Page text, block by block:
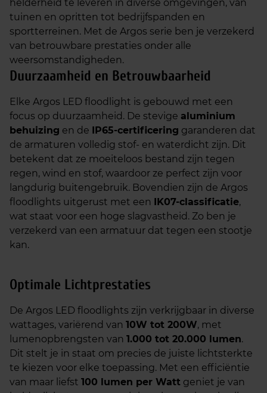
helderheid te leveren in diverse omgevingen, van
tuinen en opritten tot bedrijfspanden en
sportterreinen. Met de Argos serie ben je verzekerd
van betrouwbare prestaties onder alle
weersomstandigheden.
Duurzaamheid en Betrouwbaarheid
Elke Argos LED floodlight is gebouwd met een
focus op duurzaamheid. De stevige aluminium
behuizing en de IP65-certificering garanderen dat
de armaturen volledig stof- en waterdicht zijn. Dit
betekent dat ze moeiteloos bestand zijn tegen
regen, wind en stof, waardoor ze perfect zijn voor
langdurig buitengebruik. Bovendien zijn de Argos
floodlights uitgerust met een IK07-classificatie,
wat staat voor een hoge slagvastheid. Zo ben je
verzekerd van een armatuur dat tegen een stootje
kan.
Optimale Lichtprestaties
De Argos LED floodlights zijn verkrijgbaar in diverse
wattages, variërend van 10W tot 200W, met
lumenopbrengsten van 1.000 tot 20.000 lumen.
Dit stelt je in staat om precies de juiste lichtsterkte
te kiezen voor elke toepassing. Met een efficiëntie
van maar liefst 100 lumen per Watt geniet je van